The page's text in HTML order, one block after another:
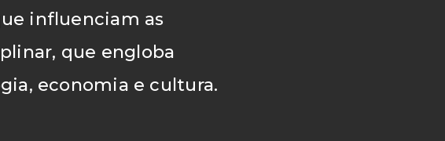
influenciam as
que engloba
economia e cultura.